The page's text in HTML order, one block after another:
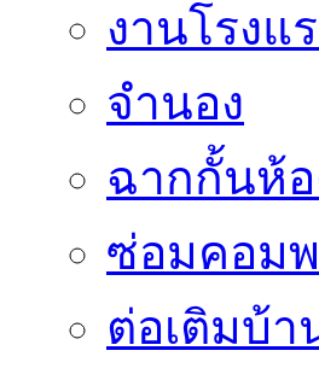
งานโรงแ
จำนอง
ฉากกั้นห้อ
ซ่อมคอม
ต่อเติมบ้า